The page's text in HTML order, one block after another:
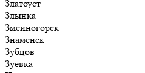
Златоуст
Злынка
Змеиногорск
Знаменск
Зубцов
Зуевка